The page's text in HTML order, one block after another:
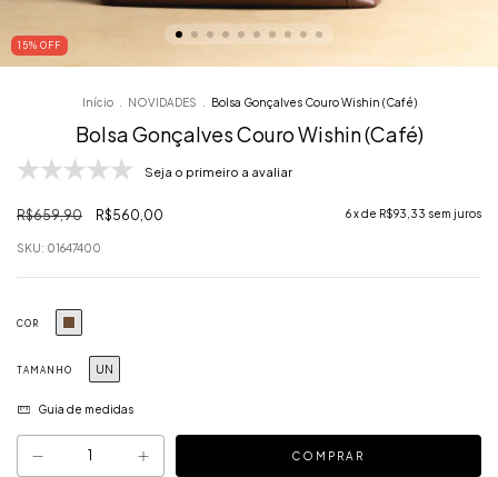
15% OFF
Início NOVIDADES Bolsa Gonçalves Couro Wishin (Café)
Bolsa Gonçalves Couro Wishin (Café)
Seja o primeiro a avaliar
R$659,90 R$560,00 6x de R$93,33 sem juros
SKU: 01647400
COR
TAMANHO UN
Guia de medidas